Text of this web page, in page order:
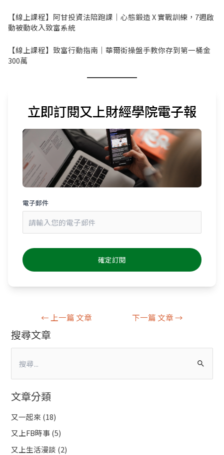
【線上課程】阿甘投資法陪跑課｜心態鍛造 X 實戰訓練，7週啟
動被動收入致富系統
【線上課程】致富行動指南｜華爾街操盤手教你存到第一桶金
300萬
立即訂閱又上財經學院電子報
電子郵件
← 上一篇 文章 下一篇 文章→
搜尋文章
尋
關
字
:
文章分類
又一起來 (18)
又上FB時事(5)
又上生活漫談 (2)